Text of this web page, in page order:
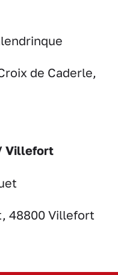
de Caderle,
Villefort
48800 Villefort